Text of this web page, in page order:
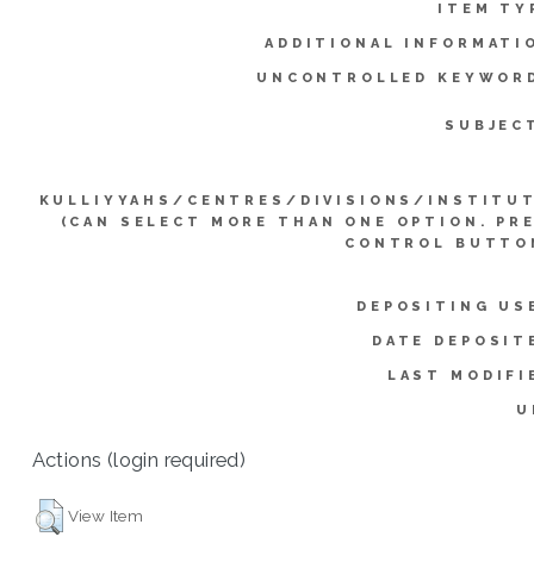
ITEM
ADDITIONAL
UNCONTROLLED
KULLIYYAHS/CENTRES/DIVISIONS/
(CAN SELECT MORE THAN ONE OPTION.
CONTROL
DEPOSITING
DATE
LAST
Actions (login required)
View Item